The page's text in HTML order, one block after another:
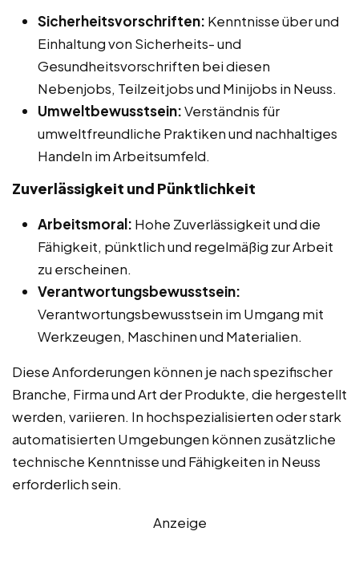
Sicherheitsvorschriften: Kenntnisse über und
Einhaltung von Sicherheits- und
Gesundheitsvorschriften bei diesen
Nebenjobs, Teilzeitjobs und Minijobs in Neuss.
Umweltbewusstsein:Verständnis für
umweltfreundliche Praktiken und nachhaltiges
Handeln im Arbeitsumfeld.
Zuverlässigkeit und Pünktlichkeit
Arbeitsmoral: Hohe Zuverlässigkeit und die
Fähigkeit, pünktlich und regelmäßig zur Arbeit
zu erscheinen.
Verantwortungsbewusstsein:
Verantwortungsbewusstsein im Umgang mit
Werkzeugen, Maschinen und Materialien.
Diese Anforderungen können je nach spezifischer
Branche, Firma und Art der Produkte, die hergestellt
werden, variieren. In hochspezialisierten oder stark
automatisierten Umgebungen können zusätzliche
technische Kenntnisse und Fähigkeiten in Neuss
erforderlich sein.
Anzeige